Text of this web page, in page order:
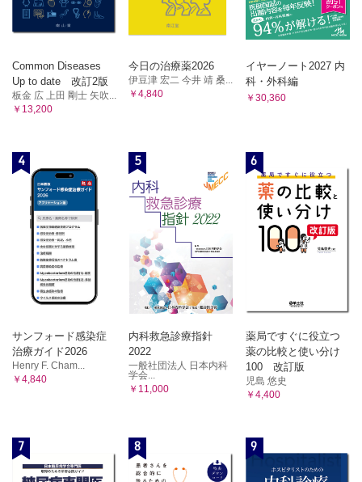
Common Diseases
Up to date 改訂2版
板金 広 上田 剛士 矢吹...
￥13,200
今日の治療薬2026
伊豆津 宏二 今井 靖 桑...
￥4,840
イヤーノート2027 内
科・外科編
￥30,360
4
サンフォード感染症
治療ガイド2026
Henry F. Cham...
￥4,840
5
内科救急診療指針
2022
一般社団法人 日本内科
学会...
￥11,000
6
薬局ですぐに役立つ
薬の比較と使い分け
100 改訂版
児島 悠史
￥4,400
7 8 9